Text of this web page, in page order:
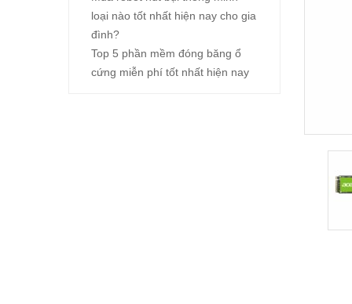
loại nào tốt nhất hiện nay cho gia
đình?
Top 5 phần mềm đóng băng ổ
cứng miễn phí tốt nhất hiện nay